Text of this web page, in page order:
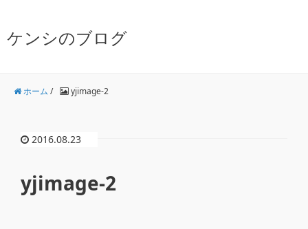
ケンシのブログ
ホーム / yjimage-2
2016.08.23
yjimage-2